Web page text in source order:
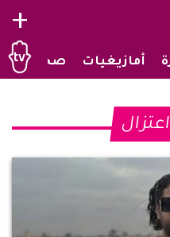
+
أمازيغيات صحراويات
اعتزال